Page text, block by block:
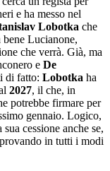
e ha messo nel
Lobotka che
bene Lucianone,
che verrà. Già, ma
e De
di fatto: Lobotka ha
2027, il che, in
potrebbe firmare per
gennaio. Logico,
cessione anche se,
in tutti i modi